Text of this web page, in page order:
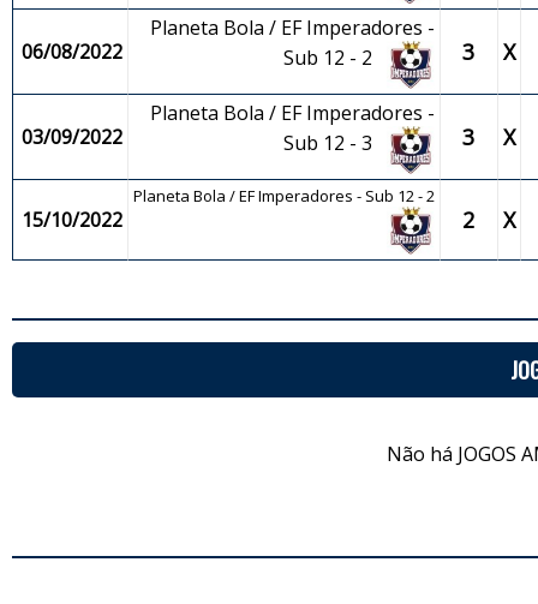
06/08/2022
Planeta Bola / EF Imperadores -
Sub 12 - 2
3 X
03/09/2022
Planeta Bola / EF Imperadores -
Sub 12 - 3
3 X
15/10/2022
Planeta Bola / EF Imperadores - Sub 12 - 2
2 X
Não há JOGOS